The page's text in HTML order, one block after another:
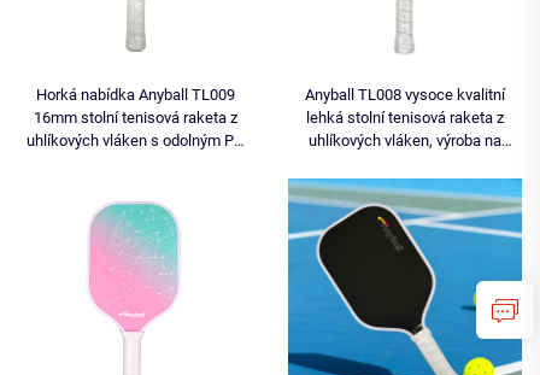
Horká nabídka Anyball TL009
16mm stolní tenisová raketa z
uhlíkových vláken s odolným PP
závodu
Anyball TL008 vysoce kvalitní
lehká stolní tenisová raketa z
uhlíkových vláken, výroba na
stolní tenis, 14 mm